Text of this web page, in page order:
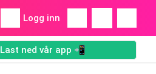
Logg inn
Last ned vår app 📲